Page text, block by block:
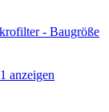
- Baugröße
anzeigen